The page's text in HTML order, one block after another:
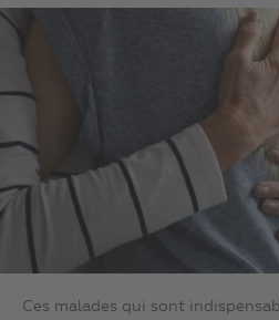
Ces malades qui sont